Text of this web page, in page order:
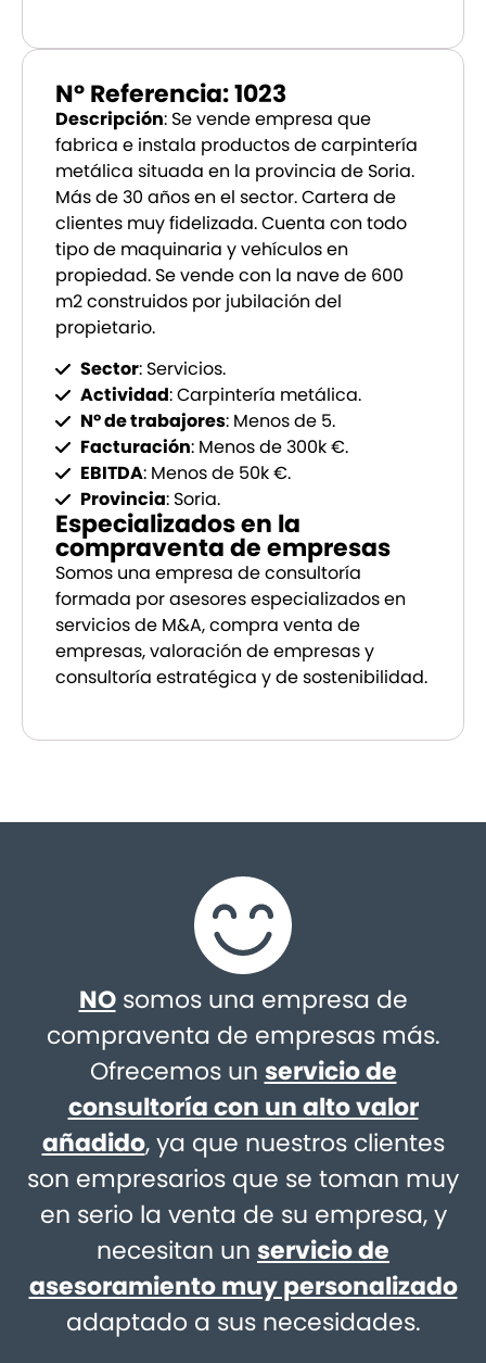
Nº Referencia: 1023
Descripción: Se vende empresa que
fabrica e instala productos de carpintería
metálica situada en la provincia de Soria.
Más de 30 años en el sector. Cartera de
clientes muy fidelizada. Cuenta con todo
tipo de maquinaria y vehículos en
propiedad. Se vende con la nave de 600
m2 construidos por jubilación del
propietario.
Sector: Servicios.
Actividad: Carpintería metálica.
Nº de trabajores: Menos de 5.
Facturación: Menos de 300k €.
EBITDA: Menos de 50k €.
Provincia: Soria.
Especializados en la
compraventa de empresas
Somos una empresa de consultoría
formada por asesores especializados en
servicios de M&A, compra venta de
empresas, valoración de empresas y
consultoría estratégica y de sostenibilidad.
NOsomos una empresa de
compraventa de empresas más.
Ofrecemos un servicio de
consultoría con un alto valor
añadido, ya que nuestros clientes
son empresarios que se toman muy
en serio la venta de su empresa, y
necesitan un servicio de
asesoramiento muy personalizado
adaptado a sus necesidades.